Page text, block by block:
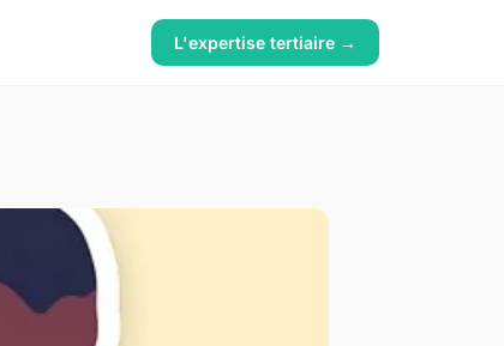
L'expertise tertiaire →